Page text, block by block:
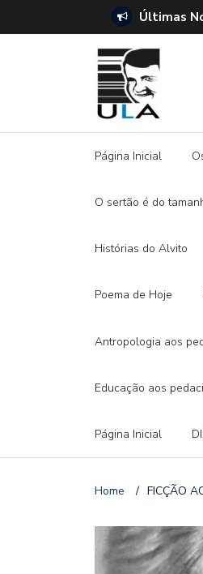
Últimas
E A DITADURA DIGITAL
Página Inicial
O sertão é do
Histórias do Alvito
Poema de Hoje
Antropologia aos
Educação aos
Página Inicial
Home / FICÇÃO